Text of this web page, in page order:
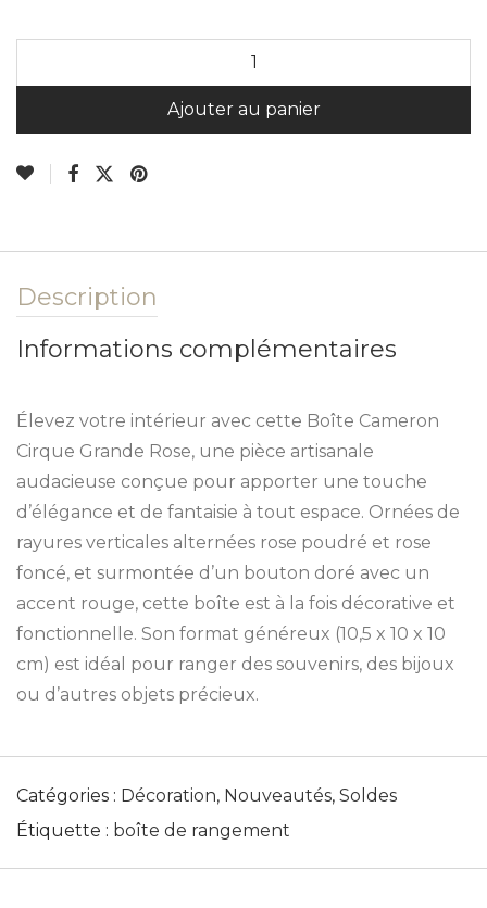
Ajouter au panier
Description
Informations complémentaires
Élevez votre intérieur avec cette Boîte Cameron
Cirque Grande Rose, une pièce artisanale
audacieuse conçue pour apporter une touche
d’élégance et de fantaisie à tout espace. Ornées de
rayures verticales alternées rose poudré et rose
foncé, et surmontée d’un bouton doré avec un
accent rouge, cette boîte est à la fois décorative et
fonctionnelle. Son format généreux (10,5 x 10 x 10
cm) est idéal pour ranger des souvenirs, des bijoux
ou d’autres objets précieux.
Catégories : Décoration, Nouveautés, Soldes
Étiquette : boîte de rangement